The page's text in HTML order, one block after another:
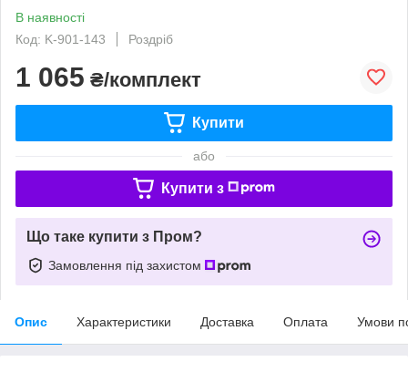
В наявності
Код: K-901-143
Роздріб
1 065 ₴/комплект
Купити
або
Купити з
Що таке купити з Пром?
Замовлення під захистом
Опис Характеристики Доставка Оплата Умови